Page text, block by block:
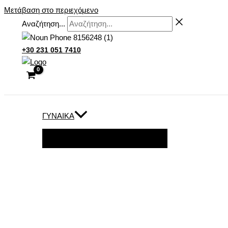
Μετάβαση στο περιεχόμενο
Αναζήτηση...
+30 231 051 7410
ΓΥΝΑΊΚΑ